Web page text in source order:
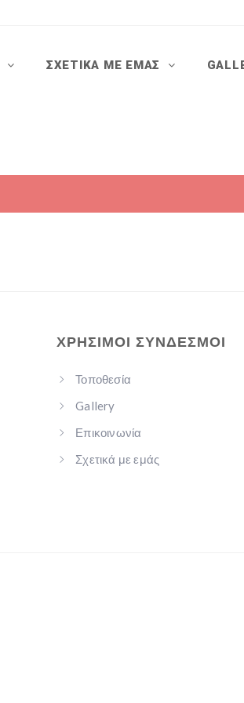
ΣΧΕΤΙΚΆ ΜΕ ΕΜΆΣ
ΧΡΉΣΙΜΟΙ ΣΎΝΔΕΣΜΟΙ
Τοποθεσία
Gallery
Επικοινωνία
Σχετικά με εμάς